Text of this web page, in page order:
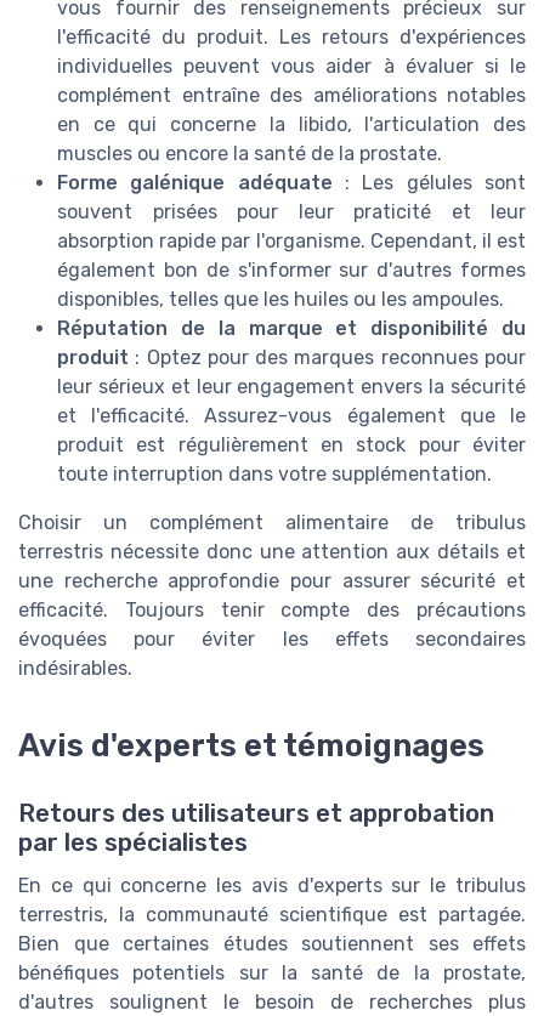
vous fournir des renseignements précieux sur
l'efficacité du produit. Les retours d'expériences
individuelles peuvent vous aider à évaluer si le
complément entraîne des améliorations notables
en ce qui concerne la libido, l'articulation des
muscles ou encore la santé de la prostate.
Forme galénique adéquate : Les gélules sont
souvent prisées pour leur praticité et leur
absorption rapide par l'organisme. Cependant, il est
également bon de s'informer sur d'autres formes
disponibles, telles que les huiles ou les ampoules.
Réputation de la marque et disponibilité du
produit : Optez pour des marques reconnues pour
leur sérieux et leur engagement envers la sécurité
et l'efficacité. Assurez-vous également que le
produit est régulièrement en stock pour éviter
toute interruption dans votre supplémentation.
Choisir un complément alimentaire de tribulus
terrestris nécessite donc une attention aux détails et
une recherche approfondie pour assurer sécurité et
efficacité. Toujours tenir compte des précautions
évoquées pour éviter les effets secondaires
indésirables.
Avis d'experts et témoignages
Retours des utilisateurs et approbation
par les spécialistes
En ce qui concerne les avis d'experts sur le tribulus
terrestris, la communauté scientifique est partagée.
Bien que certaines études soutiennent ses effets
bénéfiques potentiels sur la santé de la prostate,
d'autres soulignent le besoin de recherches plus